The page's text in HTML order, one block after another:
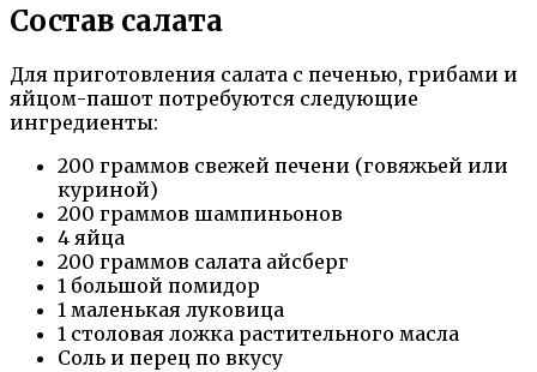
Состав салата
Для приготовления салата с печенью, грибами и
яйцом-пашот потребуются следующие
ингредиенты:
200 граммов свежей печени (говяжьей или
куриной)
200 граммов шампиньонов
4 яйца
200 граммов салата айсберг
1 большой помидор
1 маленькая луковица
1 столовая ложка растительного масла
Соль и перец по вкусу